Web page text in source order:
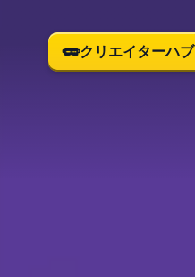
クリエイターハブ